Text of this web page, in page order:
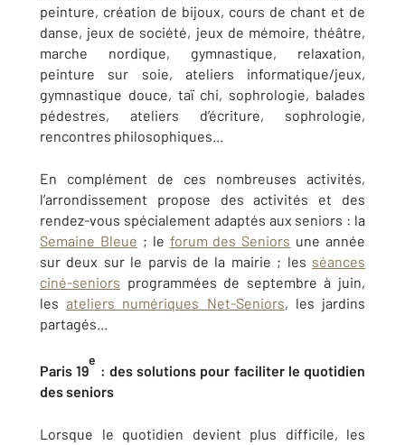
peinture, création de bijoux, cours de chant et de
danse, jeux de société, jeux de mémoire, théâtre,
marche nordique, gymnastique, relaxation,
peinture sur soie, ateliers informatique/jeux,
gymnastique douce, taï chi, sophrologie, balades
pédestres, ateliers d’écriture, sophrologie,
rencontres philosophiques...
En complément de ces nombreuses activités,
l’arrondissement propose des activités et des
rendez-vous spécialement adaptés aux seniors : la
Semaine Bleue ; le forum des Seniors une année
sur deux sur le parvis de la mairie ; les séances
ciné-seniors programmées de septembre à juin,
lesateliers numériques Net-Seniors, les jardins
partagés...
Paris 19
e
: des solutions pour faciliter le quotidien
des seniors
Lorsque le quotidien devient plus difficile, les